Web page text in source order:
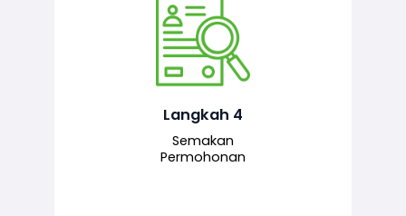
Langkah 4
Semakan
Permohonan
Pegawai penyemak menyemak
maklumat yang dikemukakan. Jika
semua maklumat adalah lengkap dan
kepada pegawai pelulus untuk
tindakan seterusnya.